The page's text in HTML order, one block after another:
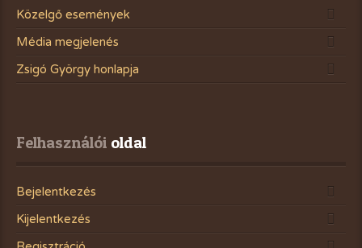
Közelgő események
Média megjelenés
Zsigó György honlapja
Felhasználói oldal
Bejelentkezés
Kijelentkezés